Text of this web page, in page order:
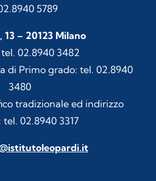
5789
13 – 20123 Milano
02.8940 3482
di Primo grado: tel. 02.8940
3480
tradizionale ed indirizzo
02.8940 3317